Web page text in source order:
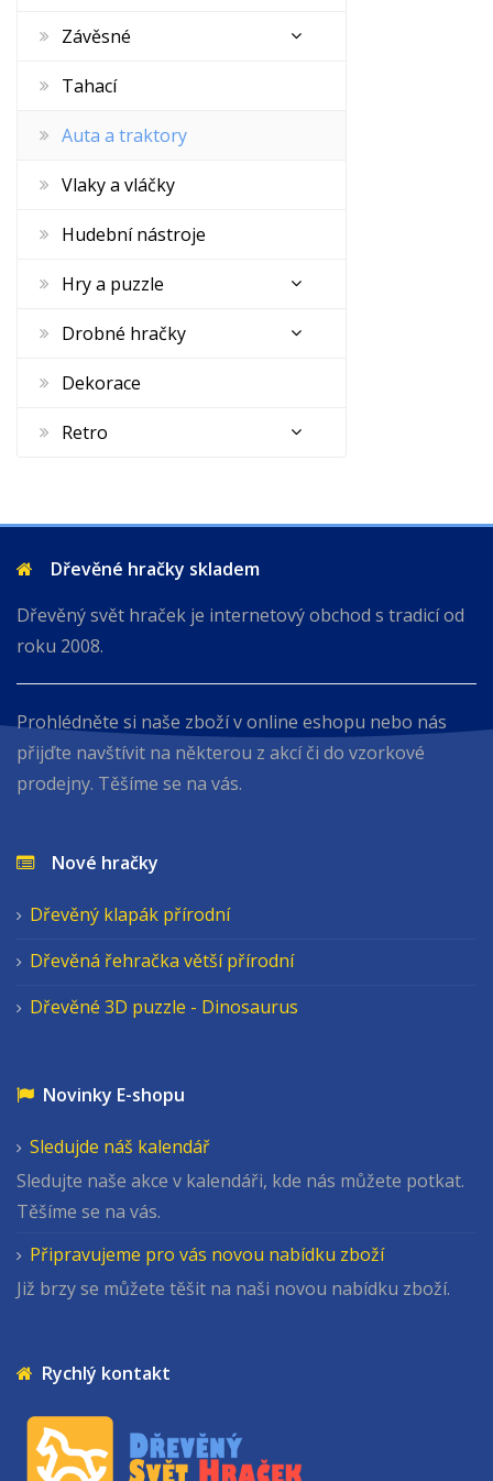
Závěsné
Tahací
Auta a traktory
Vlaky a vláčky
Hudební nástroje
Hry a puzzle
Drobné hračky
Dekorace
Retro
Dřevěné hračky skladem
Dřevěný svět hraček je internetový obchod s tradicí od
roku 2008.
Prohlédněte si naše zboží v online eshopu nebo nás
přijďte navštívit na některou z akcí či do vzorkové
prodejny. Těšíme se na vás.
Nové hračky
Dřevěný klapák přírodní
Dřevěná řehračka větší přírodní
Dřevěné 3D puzzle - Dinosaurus
Novinky E-shopu
Sledujde náš kalendář
Sledujte naše akce v kalendáři, kde nás můžete potkat.
Těšíme se na vás.
Připravujeme pro vás novou nabídku zboží
Již brzy se můžete těšit na naši novou nabídku zboží.
Rychlý kontakt